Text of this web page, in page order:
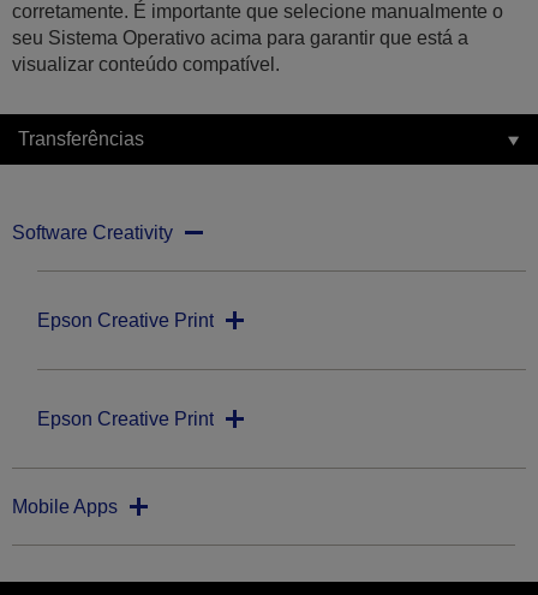
corretamente. É importante que selecione manualmente o
seu Sistema Operativo acima para garantir que está a
visualizar conteúdo compatível.
Transferências
Software Creativity
Epson Creative Print
Epson Creative Print
Mobile Apps